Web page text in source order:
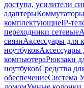
доступа, усилители
адаптерыКоммутаторы
комплектующиеIP-
переходники сетевые
связиАксессуары для
ноутбуковАксессуары
компьютераРюкзаки
ноутбуковСредства
обеспечениеСистема